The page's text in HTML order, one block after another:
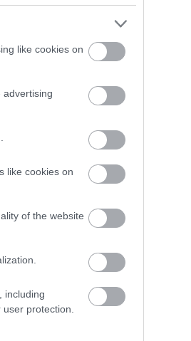
like cookies on
advertising
like cookies on
of the website
including
protection.